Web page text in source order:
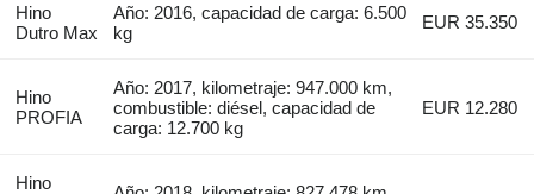
Hino
Dutro Max
Año: 2016, capacidad de carga: 6.500
kg
EUR 35.350
Hino
PROFIA
Año: 2017, kilometraje: 947.000 km,
combustible: diésel, capacidad de
carga: 12.700 kg
EUR 12.280
Hino